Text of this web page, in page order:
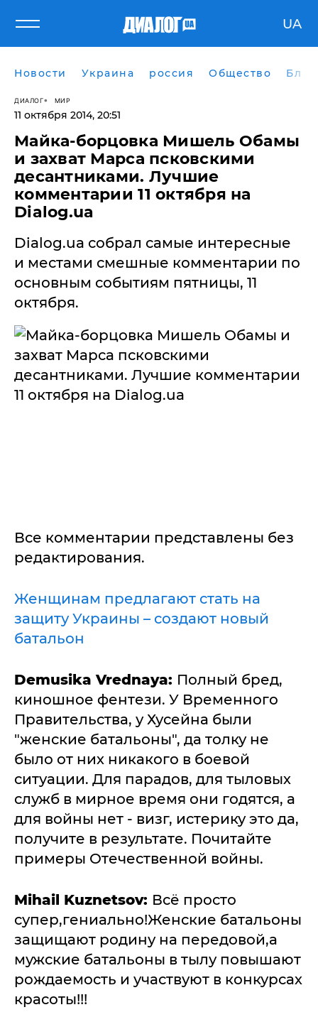
UA
Новости Украина россия Общество
ДИАЛОГ МИР
11 октября 2014, 20:51
Майка-борцовка Мишель Обамы
и захват Марса псковскими
десантниками. Лучшие
комментарии 11 октября на
Dialog.ua
Dialog.ua собрал самые интересные
и местами смешные комментарии по
основным событиям пятницы, 11
октября.
Все комментарии представлены без
редактирования.
Женщинам предлагают стать на
защиту Украины – создают новый
батальон
Demusika Vrednaya: Полный бред,
киношное фентези. У Временного
Правительства, у Хусейна были
"женские батальоны", да толку не
было от них никакого в боевой
ситуации. Для парадов, для тыловых
служб в мирное время они годятся, а
для войны нет - визг, истерику это да,
получите в результате. Почитайте
примеры Отечественной войны.
Mihail Kuznetsov: Всё просто
супер,гениально!Женские батальоны
защищают родину на передовой,а
мужские батальоны в тылу повышают
рождаемость и участвуют в конкурсах
красоты!!!